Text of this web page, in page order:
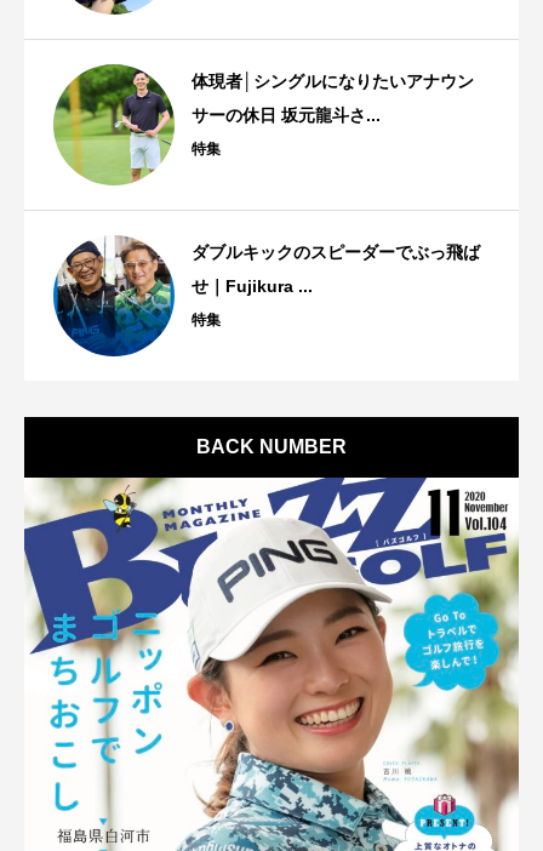
体現者│シングルになりたいアナウン
サーの休日 坂元龍斗さ...
特集
ダブルキックのスピーダーでぶっ飛ば
せ｜Fujikura ...
特集
BACK NUMBER